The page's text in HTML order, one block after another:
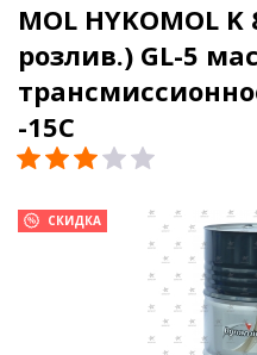
MOL HYKOMOL
розлив.) GL-5
-15С
СКИДКА